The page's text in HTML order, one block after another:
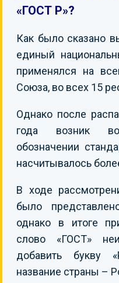
«ГОСТ Р»?
Как было сказано
единый
применялся на
Союза, во всех 15
Однако после
года возник
обозначении
насчитывалось
В ходе
было
однако в итоге
слово «ГОСТ»
добавить букву
название страны –